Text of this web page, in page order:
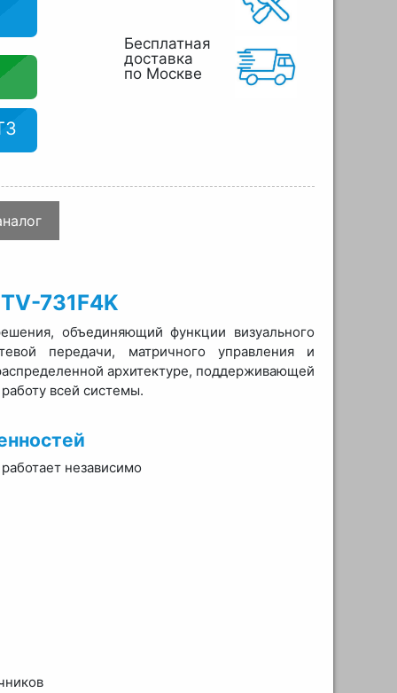
Бесплатная
доставка
по Москве
731F4K
объединяющий функции визуального
передачи, матричного управления и
архитектуре, поддерживающей
всей системы.
независимо